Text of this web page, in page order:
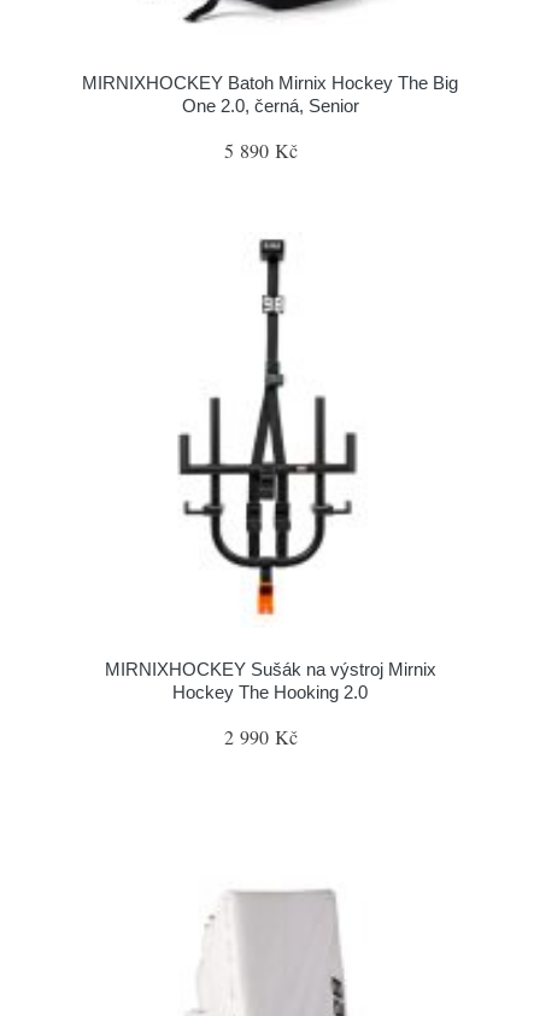
MIRNIXHOCKEY Batoh Mirnix Hockey The Big
One 2.0, černá, Senior
5 890 Kč
MIRNIXHOCKEY Sušák na výstroj Mirnix
Hockey The Hooking 2.0
2 990 Kč